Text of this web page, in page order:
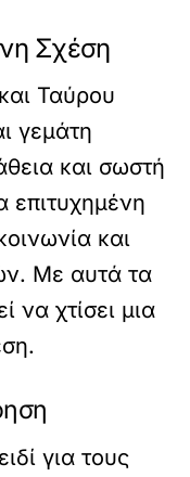
Σχέση
Ταύρου
γεμάτη
και σωστή
επιτυχημένη
και
Με αυτά τα
να χτίσει μια
για τους